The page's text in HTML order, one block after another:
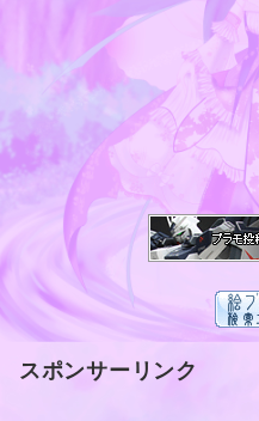
スポンサーリンク